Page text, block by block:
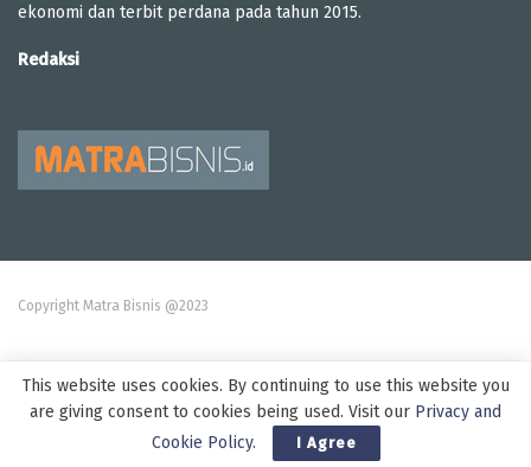
ekonomi dan terbit perdana pada tahun 2015.
Redaksi
Copyright Matra Bisnis @2023
This website uses cookies. By continuing to use this website you
are giving consent to cookies being used. Visit our Privacy and
Cookie Policy. I Agree